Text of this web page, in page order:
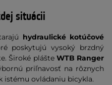
situácii
hydraulické kotúčové
poskytujú vysoký brzdný
Široké plášte WTB Ranger
priľnavosť na rôznych
istému ovládaniu bicykla.